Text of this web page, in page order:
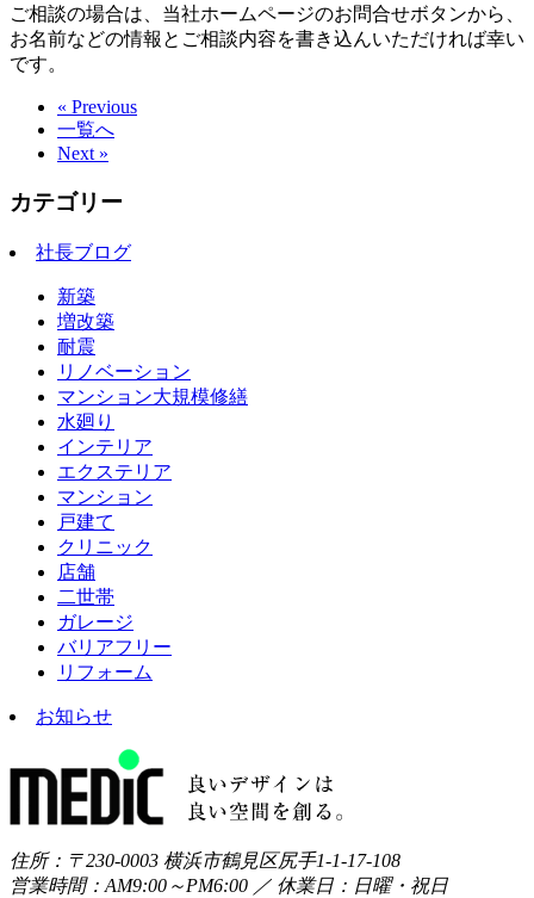
ご相談の場合は、当社ホームページのお問合せボタンから、
お名前などの情報とご相談内容を書き込んいただければ幸い
です。
« Previous
一覧へ
Next »
カテゴリー
社長ブログ
新築
増改築
耐震
リノベーション
マンション大規模修繕
水廻り
インテリア
エクステリア
マンション
戸建て
クリニック
店舗
二世帯
ガレージ
バリアフリー
リフォーム
お知らせ
住所：〒230-0003 横浜市鶴見区尻手1-1-17-108
営業時間：AM9:00～PM6:00 ／ 休業日：日曜・祝日